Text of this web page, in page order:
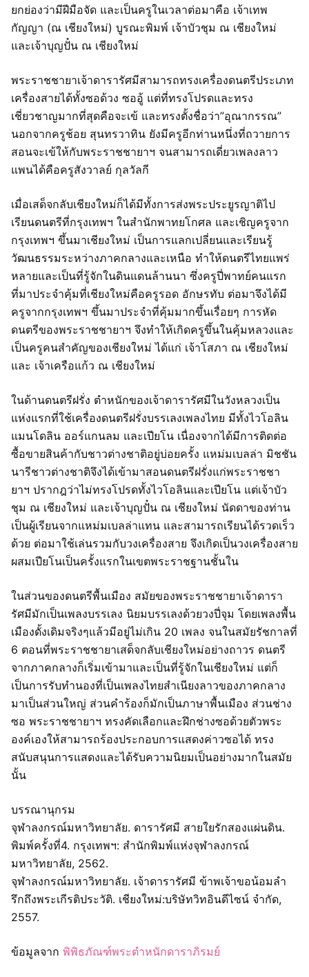
ยกย่องว่ามีฝีมือจัด และเป็นครูในเวลาต่อมาคือ เจ้าเทพ
กัญญา (ณ เชียงใหม่) บูรณะพิมพ์ เจ้าบัวชุม ณ เชียงใหม่
และเจ้าบุญปั๋น ณ เชียงใหม่
พระราชชายาเจ้าดารารัศมีสามารถทรงเครื่องดนตรีประเภท
เครื่องสายได้ทั้งซอด้วง ซออู้ แต่ที่ทรงโปรดและทรง
เชี่ยวชาญมากที่สุดคือจะเข้ และทรงตั้งชื่อว่า”อุณากรรณ”
นอกจากครูช้อย สุนทรวาทิน ยังมีครูอีกท่านหนึ่งที่ถวายการ
สอนจะเข้ให้กับพระราชชายาฯ จนสามารถเดี่ยวเพลงลาว
แพนได้คือครูสังวาลย์ กุลวัลกี
เมื่อเสด็จกลับเชียงใหม่ก็ได้มีทั้งการส่งพระประยูรญาติไป
เรียนดนตรีที่กรุงเทพฯ ในสำนักพาทยโกศล และเชิญครูจาก
กรุงเทพฯ ขึ้นมาเชียงใหม่ เป็นการแลกเปลี่ยนและเรียนรู้
วัฒนธรรมระหว่างภาคกลางและเหนือ ทำให้ดนตรีไทยแพร่
หลายและเป็นที่รู้จักในดินแดนล้านนา ซึ่งครูปี่พาทย์คนแรก
ที่มาประจำคุ้มที่เชียงใหม่คือครูรอด อักษรทับ ต่อมาจึงได้มี
ครูจากกรุงเทพฯ ขึ้นมาประจำที่คุ้มมากขึ้นเรื่อยๆ การหัด
ดนตรีของพระราชชายาฯ จึงทำให้เกิดครูขึ้นในคุ้มหลวงและ
เป็นครูคนสำคัญของเชียงใหม่ ได้แก่ เจ้าโสภา ณ เชียงใหม่
และ เจ้าเครือแก้ว ณ เชียงใหม่
ในด้านดนตรีฝรั่ง ตำหนักของเจ้าดารารัศมีในวังหลวงเป็น
แห่งแรกที่ใช้เครื่องดนตรีฝรั่งบรรเลงเพลงไทย มีทั้งไวโอลิน
แมนโดลิน ออร์แกนลม และเปียโน เนื่องจากได้มีการติดต่อ
ซื้อขายสินค้ากับชาวต่างชาติอยู่บ่อยครั้ง แหม่มเบลล่า มิชชัน
นารีชาวต่างชาติจึงได้เข้ามาสอนดนตรีฝรั่งแก่พระราชชา
ยาฯ ปรากฎว่าไม่ทรงโปรดทั้งไวโอลินและเปียโน แต่เจ้าบัว
ชุม ณ เชียงใหม่ และเจ้าบุญปั๋น ณ เชียงใหม่ นัดดาของท่าน
เป็นผู้เรียนจากแหม่มเบลล่าแทน และสามารถเรียนได้รวดเร็ว
ด้วย ต่อมาใช้เล่นรวมกับวงเครื่องสาย จึงเกิดเป็นวงเครื่องสาย
ผสมเปียโนเป็นครั้งแรกในเขตพระราชฐานชั้นใน
ในส่วนของดนตรีพื้นเมือง สมัยของพระราชชายาเจ้าดารา
รัศมีมักเป็นเพลงบรรเลง นิยมบรรเลงด้วยวงปี่จุม โดยเพลงพื้น
เมืองดั้งเดิมจริงๆแล้วมีอยู่ไม่เกิน 20 เพลง จนในสมัยรัชกาลที่
6 ตอนที่พระราชชายาเสด็จกลับเชียงใหม่อย่างถาวร ดนตรี
จากภาคกลางก็เริ่มเข้ามาและเป็นที่รู้จักในเชียงใหม่ แต่ก็
เป็นการรับทำนองที่เป็นเพลงไทยสำเนียงลาวของภาคกลาง
มาเป็นส่วนใหญ่ ส่วนคำร้องก็มักเป็นภาษาพื้นเมือง ส่วนช่าง
ซอ พระราชชายาฯ ทรงคัดเลือกและฝึกช่างซอด้วยตัวพระ
องค์เองให้สามารถร้องประกอบการแสดงค่าวซอได้ ทรง
สนับสนุนการแสดงและได้รับความนิยมเป็นอย่างมากในสมัย
นั้น
บรรณานุกรม
จุฬาลงกรณ์มหาวิทยาลัย. ดารารัศมี สายใยรักสองแผ่นดิน.
พิมพ์ครั้งที่4. กรุงเทพฯ: สำนักพิมพ์แห่งจุฬาลงกรณ์
มหาวิทยาลัย, 2562.
จุฬาลงกรณ์มหาวิทยาลัย. เจ้าดารารัศมี ข้าพเจ้าขอน้อมลำ
รึกถึงพระเกีรติประวัติ. เชียงใหม่:บริษัทวิทอินดีไซน์ จำกัด,
2557.
ข้อมูลจาก พิพิธภัณฑ์พระตำหนักดาราภิรมย์